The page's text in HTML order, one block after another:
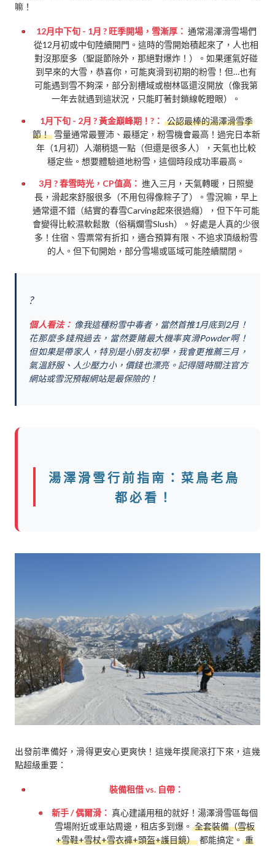
嘛！
12月中下旬 - 1月 ? 旺季開場，雪漸厚： 通常湯澤滑雪場們
從12月初或中旬陸續開門。這時的雪開始積起來了，人也相
對沒那麼多（聖誕節除外，那絕對爆炸！）。如果運氣好碰
到早來的大雪，恭喜你，可能爽滑到初期的粉雪！但…也有
可能遇到雪不夠深，部分割槽域或樹林區還沒開放（像我第
一年去就遇到這狀況，只能盯著封鎖線乾瞪眼）。
1月下旬 - 2月 ? 黃金巔峰期！?：
公認最棒的湯澤滑雪季
節！ 雪量通常最豐沛、最穩定，粉雪機會最高！過完日本新
年（1月初）人潮稍退一點（但還是很多人），天氣也比較
穩定些。想要體驗道地粉雪，這個時段成功率最高。
3月 ? 春雪時光，CP值高： 進入三月，天氣轉暖，日照變
長，滑起來舒服很多（不用包得像粽子了）。雪況嘛，早上
通常還不錯（結實的春雪Carving起來很過癮），但下午可能
會變得比較濕軟鬆散（俗稱爛雪Slush）。好處是人真的少很
多！住宿、雪票常有折扣，適合預算有限、不追求頂級粉雪
的人。但下旬開始，部分雪場或區域可能陸續關閉。
?️
個人看法： 像我這種粉雪中毒者，當然首推1月底到2月！
花那麼多錢飛過去，當然要賭最大機率爽滑Powder啊！
但如果是帶家人，特別是小朋友初學，我會更推薦三月，
氣溫舒服、人少壓力小，價錢也漂亮。記得隨時關注官方
網站或雪況預報網站是最保險的！
湯澤滑雪行前指南：菜鳥老鳥
都必看！
出發前準備好，滑得更安心更爽快！這幾年摸爬滾打下來，這幾
點超級重要：
裝備租借 vs. 自帶：
新手 / 偶爾滑： 真心建議用租的就好！湯澤滑雪區每個
雪場附近或車站周邊，租店多到爆。 全套裝備（雪板
+雪鞋+雪杖+雪衣褲+頭盔+護目鏡） 都能搞定。 重